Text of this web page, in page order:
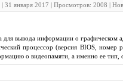
| 31 января 2017 | Просмотров: 2008 |
для вывода информации о графическом
процессор (версия BIOS,
о видеопамяти, а именно ее тип,